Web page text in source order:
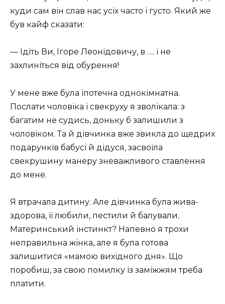
куди сам він слав нас усіх часто і густо. Який же
був кайф сказати:
— Ідіть Ви, Ігоре Леонідовичу, в …. і не
захлиніться від обурення!
У мене вже була іпотечна однокімнатна.
Послати чоловіка і свекруху я зволікала: з
багатим не судись, доньку б залишили з
чоловіком. Та й дівчинка вже звикла до щедрих
подарунків бабусі й дідуся, засвоїла
свекрушину манеру зневажливого ставлення
до мене.
Я втрачала дитину. Але дівчинка була жива-
здорова, її любили, пестили й балували.
Материнський інстинкт? Напевно я трохи
неправильна жінка, але я була готова
залишитися «мамою вихідного дня». Що
поробиш, за свою помилку із заміжжям треба
платити.